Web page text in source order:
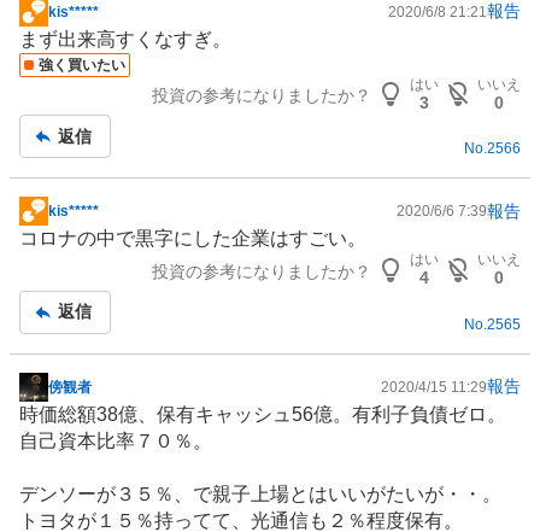
掲
示
板
kis***** 2020/6/8 21:21 報告
まず出来高すくなすぎ。
強く買いたい
投資の参考になりましたか？
はい
3
いいえ
0
返信
No.2566
掲
示
事
kis***** 2020/6/6 7:39報告
コロナの中で黒字にした企業はすごい。
投資の参考になりましたか？
はい
4
いいえ
0
返信
No. 2565
掲
示
板
事
傍観者 2020/4/15 11:29報告
時価総額38億、保有キャッシュ56億。有利子負債ゼロ。
自己資本比率７０％。
デンソーが３５％、で親子上場とはいいがたいが・・。
トヨタが１５％持ってて、光通信も２％程度保有。